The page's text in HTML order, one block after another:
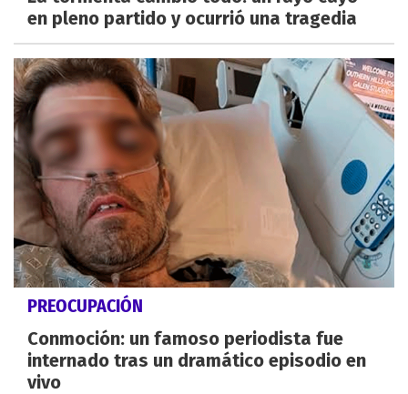
en pleno partido y ocurrió una tragedia
PREOCUPACIÓN
Conmoción: un famoso periodista fue
internado tras un dramático episodio en
vivo